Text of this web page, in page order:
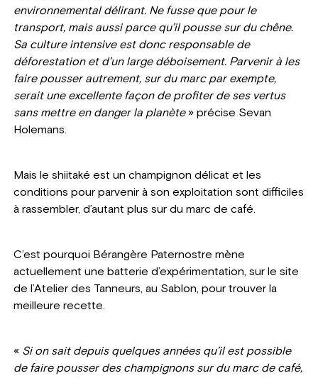
environnemental délirant. Ne fusse que pour le
transport, mais aussi parce qu’il pousse sur du chêne.
Sa culture intensive est donc responsable de
déforestation et d’un large déboisement. Parvenir à les
faire pousser autrement, sur du marc par exempte,
serait une excellente façon de profiter de ses vertus
sans mettre en danger la planète» précise Sevan
Holemans.
Mais le shiitaké est un champignon délicat et les
conditions pour parvenir à son exploitation sont difficiles
à rassembler, d’autant plus sur du marc de café.
C’est pourquoi Bérangère Paternostre mène
actuellement une batterie d’expérimentation, sur le site
de l’Atelier des Tanneurs, au Sablon, pour trouver la
meilleure recette.
« Si on sait depuis quelques années qu’il est possible
de faire pousser des champignons sur du marc de café,